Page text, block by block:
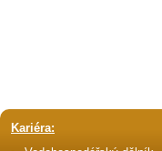
Kariéra: